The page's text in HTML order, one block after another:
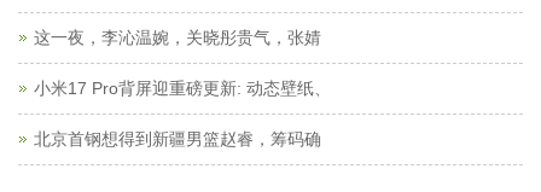
这一夜，李沁温婉，关晓彤贵气，张婧
小米17 Pro背屏迎重磅更新: 动态壁纸、
北京首钢想得到新疆男篮赵睿，筹码确